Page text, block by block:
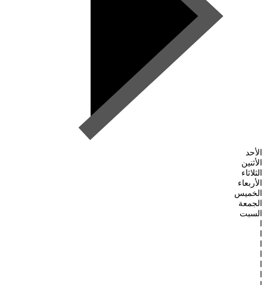
الأحد
الأثنين
الثلاثاء
الأربعاء
الخميس
الجمعة
السبت